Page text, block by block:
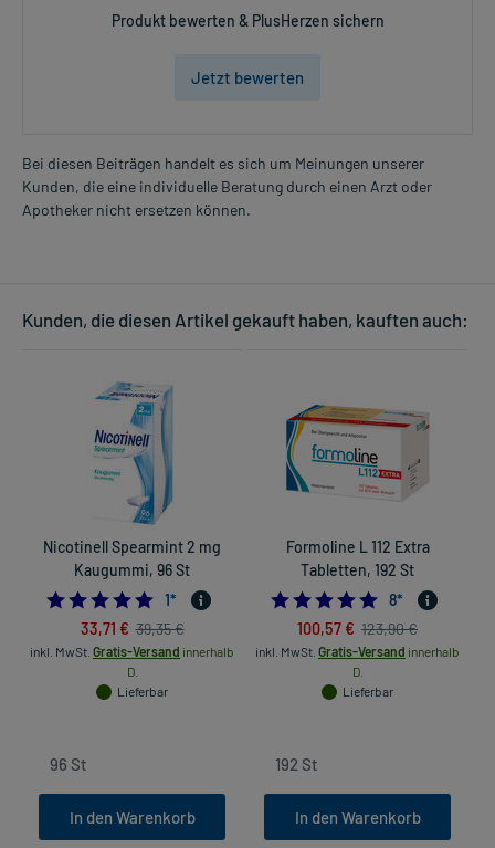
Produkt bewerten & PlusHerzen sichern
Jetzt bewerten
Bei diesen Beiträgen handelt es sich um Meinungen unserer
Kunden, die eine individuelle Beratung durch einen Arzt oder
Apotheker nicht ersetzen können.
Kunden, die diesen Artikel gekauft haben, kauften auch:
Nicotinell Spearmint 2 mg
Kaugummi, 96 St
5.0
1*
33,71 € 39,35 €
inkl. MwSt. Gratis-Versand innerhalb
D.
Lieferbar
In den Warenkorb
Formoline L 112 Extra
Tabletten, 192 St
4.75
8*
100,57 € 123,90 €
inkl. MwSt. Gratis-Versand innerhalb
D.
Lieferbar
In den Warenkorb